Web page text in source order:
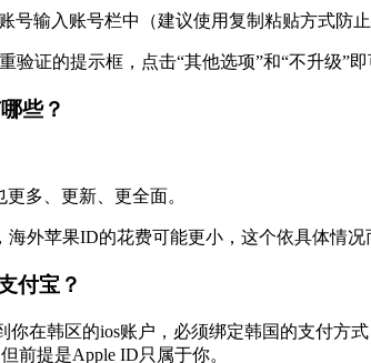
号输入账号栏中（建议使用复制粘贴方式防
验证的提示框，点击“其他选项”和“不升级”即
些？
更多、更新、更全面。
海外苹果ID的花费可能更小，这个依具体情况
付宝？
你在韩区的ios账户，必须绑定韩国的支付方
前提是Apple ID只属于你。